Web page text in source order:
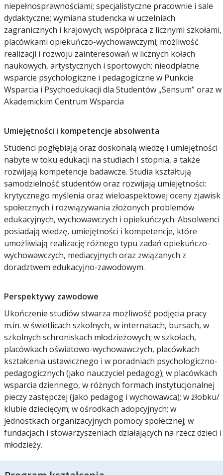
niepełnosprawnościami; specjalistyczne pracownie i sale
dydaktyczne; wymiana studencka w uczelniach
zagranicznych i krajowych; współpraca z licznymi szkołami,
placówkami opiekuńczo-wychowawczymi; możliwość
realizacji i rozwoju zainteresowań w licznych kołach
naukowych, artystycznych i sportowych; nieodpłatne
wsparcie psychologiczne i pedagogiczne w Punkcie
Wsparcia i Psychoedukacji dla Studentów „Sensum” oraz w
Akademickim Centrum Wsparcia
Umiejętności i kompetencje absolwenta
Studenci pogłębiają oraz doskonalą wiedzę i umiejętności
nabyte w toku edukacji na studiach I stopnia, a także
rozwijają kompetencje badawcze. Studia kształtują
samodzielność studentów oraz rozwijają umiejętności:
krytycznego myślenia oraz wieloaspektowej oceny zjawisk
społecznych i rozwiązywania złożonych problemów
edukacyjnych, wychowawczych i opiekuńczych. Absolwenci
posiadają wiedzę, umiejętności i kompetencje, które
umożliwiają realizację różnego typu zadań opiekuńczo-
wychowawczych, mediacyjnych oraz związanych z
doradztwem edukacyjno-zawodowym.
Perspektywy zawodowe
Ukończenie studiów stwarza możliwość podjęcia pracy
m.in. w świetlicach szkolnych, w internatach, bursach, w
szkolnych schroniskach młodzieżowych; w szkołach,
placówkach oświatowo-wychowawczych, placówkach
kształcenia ustawicznego i w poradniach psychologiczno-
pedagogicznych (jako nauczyciel pedagog); w placówkach
wsparcia dziennego, w różnych formach instytucjonalnej
pieczy zastępczej (jako pedagog i wychowawca); w żłobku/
klubie dziecięcym; w ośrodkach adopcyjnych; w
jednostkach organizacyjnych pomocy społecznej; w
fundacjach i stowarzyszeniach działających na rzecz dzieci i
młodzieży.